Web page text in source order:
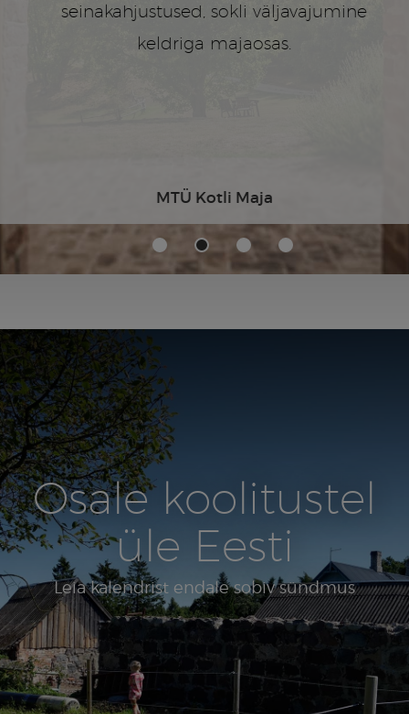
seinakahjustused, sokli väljavajumine
keldriga majaosas.
MTÜ Kotli Maja
Osale koolitustel
üle Eesti
Leia kalendrist endale sobiv sündmus